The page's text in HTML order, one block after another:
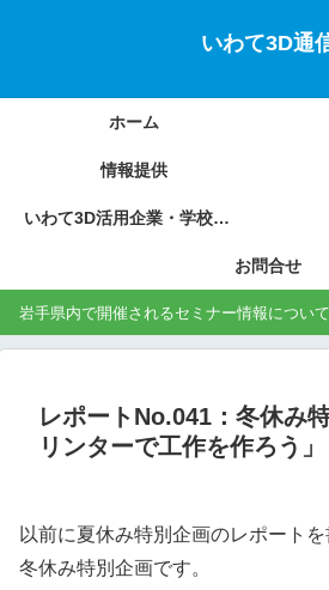
いわて3D通
ホーム
情報提供
いわて3D活用企業・学校の紹介
お問合せ
岩手県内で開催されるセミナー情報につい
レポートNo.041：冬休み
リンターで工作を作ろう」
以前に夏休み特別企画のレポート
冬休み特別企画です。